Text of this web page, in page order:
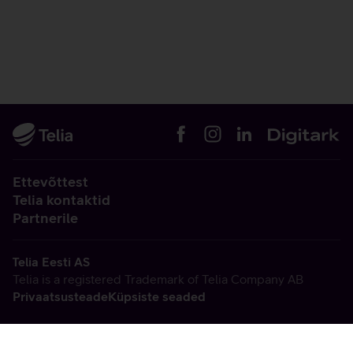
Ettevõttest
Telia kontaktid
Partnerile
Telia Eesti AS
Telia is a registered Trademark of Telia Company AB
PrivaatsusteadeKüpsiste seaded